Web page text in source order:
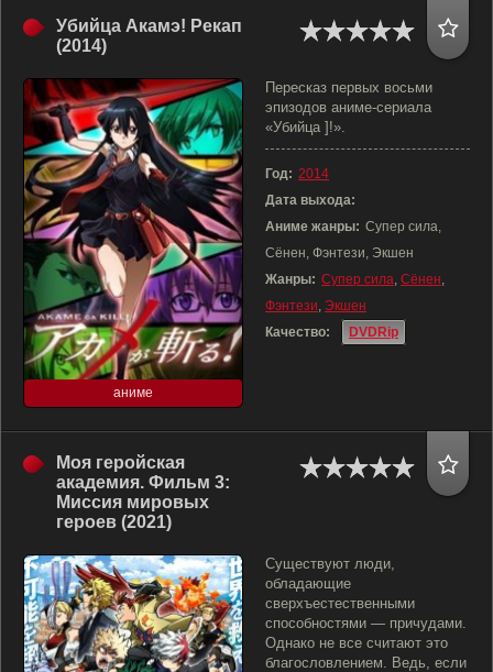
Убийца Акамэ! Рекап
(2014)
аниме
Пересказ первых восьми
эпизодов аниме-сериала
«Убийца ]!».
Год: 2014
Дата выхода:
Аниме жанры: Супер сила,
Сёнен, Фэнтези, Экшен
Жанры: Супер сила, Сёнен,
Фэнтези, Экшен
Качество:
DVDRip
Моя геройская
академия. Фильм 3:
Миссия мировых
героев (2021)
Существуют люди,
обладающие
сверхъестественными
способностями — причудами.
Однако не все считают это
благословлением. Ведь, если